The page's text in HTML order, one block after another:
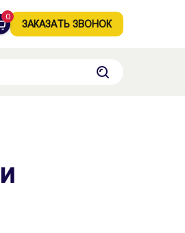
0
ЗАКАЗАТЬ ЗВОНОК